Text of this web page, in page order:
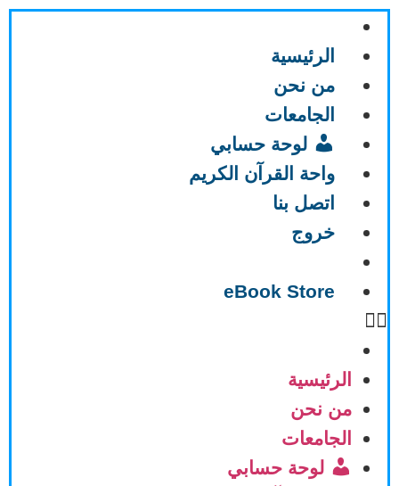
الرئيسية
من نحن
الجامعات
لوحة حسابي
واحة القرآن الكريم
اتصل بنا
خروج
eBook Store
الرئيسية
من نحن
الجامعات
لوحة حسابي